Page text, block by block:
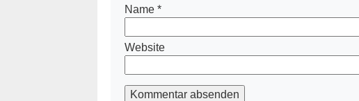
Name *
Website
Kommentar absenden